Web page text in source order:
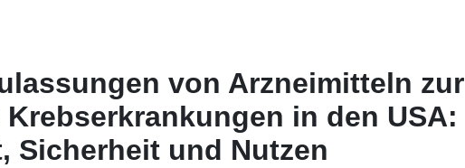
von Arzneimitteln zur
in den USA:
Sicherheit und Nutzen